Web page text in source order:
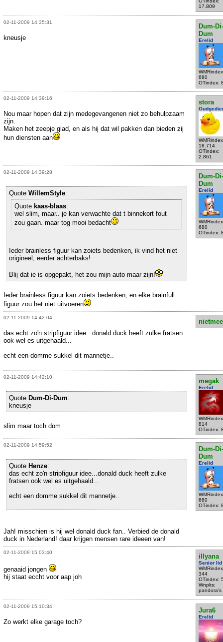
17.809
02-11-2009 14:35:31
Dum-Di-
Dum
Erelid
680
OTindex:
kneusje
02-11-2009 14:39:16
stora
18.714
OTindex:
2.861
Nou maar hopen dat zijn medegevangenen niet zo behulpzaam
zijn.
Maken het zeepje glad, en als hij dat wil pakken dan bieden zij
hun diensten aan
02-11-2009 14:39:28
Dum-Di-
Dum
Erelid
680
OTindex:
Quote WillemStyle:
Quote kaas-blaas:
wel slim, maar.. je kan verwachte dat t binnekort fout
zou gaan. maar tog mooi bedacht
Ieder brainless figuur kan zoiets bedenken, ik vind het niet
origineel, eerder achterbaks!
Blij dat ie is opgepakt, het zou mijn auto maar zijn!
Ieder brainless figuur kan zoiets bedenken, en elke brainfull
figuur zou het niet uitvoeren
02-11-2009 14:42:04
das echt zo'n stripfiguur idee...donald duck heeft zulke fratsen
ook wel es uitgehaald...
echt een domme sukkel dit mannetje..
02-11-2009 14:42:10
megak
Erelid
814
OTindex:
Quote Dum-Di-Dum:
kneusje
slim maar toch dom
02-11-2009 14:59:52
Dum-Di-
Dum
Erelid
680
OTindex:
Quote Henze:
das echt zo'n stripfiguur idee...donald duck heeft zulke
fratsen ook wel es uitgehaald...
echt een domme sukkel dit mannetje..
Jah! misschien is hij wel donald duck fan.. Verbied de donald
duck in Nederland! daar krijgen mensen rare ideeen van!
02-11-2009 15:03:40
illyana
Senior lid
344
OTindex:
Wnplts:
pandora's
genaaid jongen
hij staat eccht voor aap joh
02-11-2009 15:10:34
Jura6
Erelid
Zo werkt elke garage toch?